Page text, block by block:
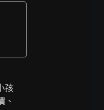
孩
、